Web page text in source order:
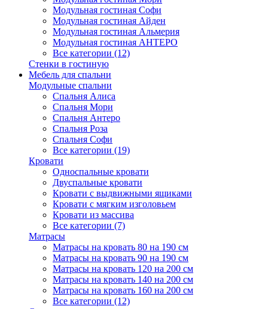
Модульная гостиная Софи
Модульная гостиная Айден
Модульная гостиная Альмерия
Модульная гостиная АНТЕРО
Все категории (12)
Стенки в гостиную
Мебель для спальни
Модульные спальни
Спальня Алиса
Спальня Мори
Спальня Антеро
Спальня Роза
Спальня Софи
Все категории (19)
Кровати
Односпальные кровати
Двуспальные кровати
Кровати с выдвижными ящиками
Кровати с мягким изголовьем
Кровати из массива
Все категории (7)
Матрасы
Матрасы на кровать 80 на 190 см
Матрасы на кровать 90 на 190 см
Матрасы на кровать 120 на 200 см
Матрасы на кровать 140 на 200 см
Матрасы на кровать 160 на 200 см
Все категории (12)